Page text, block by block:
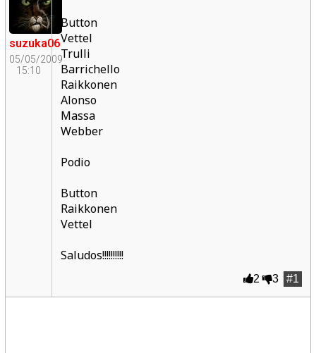
suzuka06
05/05/2009
15:10
Button
Vettel
Trulli
Barrichello
Raikkonen
Alonso
Massa
Webber
Podio
Button
Raikkonen
Vettel
Saludos!!!!!!!!!!
#1
2 3